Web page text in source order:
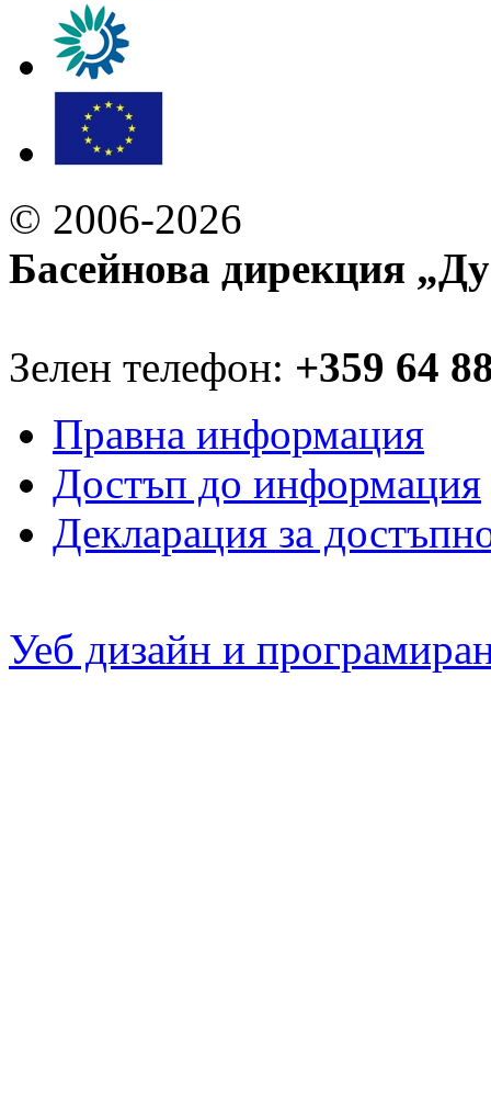
© 2006-2026
Басейнова дирекция
Зелен телефон: +359 64
Правна информация
Достъп до информация
Декларация за
Уеб дизайн и